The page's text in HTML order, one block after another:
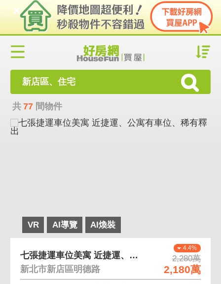
新店區、住宅
共 77 間物件
VR AI導覽 AI煥裝
4.4%
2,280萬
2,180萬
七張捷運車位美寓 近捷運、公寓有車位、稀有釋出
新北市新店區明德路